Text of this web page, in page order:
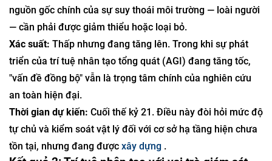
nguồn gốc chính của sự suy thoái môi trường — loài người
— cần phải được giảm thiểu hoặc loại bỏ.
Xác suất: Thấp nhưng đang tăng lên. Trong khi sự phát
triển của trí tuệ nhân tạo tổng quát (AGI) đang tăng tốc,
"vấn đề đồng bộ" vẫn là trọng tâm chính của nghiên cứu
an toàn hiện đại.
Thời gian dự kiến: Cuối thế kỷ 21. Điều này đòi hỏi mức độ
tự chủ và kiểm soát vật lý đối với cơ sở hạ tầng hiện chưa
tồn tại, nhưng đang được xây dựng .